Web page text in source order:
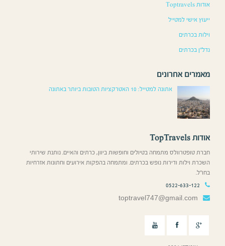
אודות Toptravels
ייעוץ אישי למטייל
וילות בכרתים
נדל”ן בכרתים
מאמרים אחרונים
אתונה למטייל: 10 האטרקציות הטובות ביותר באתונה
אודות TopTravels
חברת טופטרוולס מתמחה בטיולים וחופשות ביוון, כרתים והאיים. נותנת שירותי
השכרת וילות ודירות נופש בכרתים. ומתמחה בהפקות אירועים וחתונות אזרחיות
בחו”ל.
0522-633-122
toptravel747@gmail.com